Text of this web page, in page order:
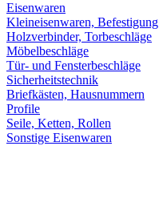
Eisenwaren
Kleineisenwaren, Befestigung
Holzverbinder, Torbeschläge
Möbelbeschläge
Tür- und Fensterbeschläge
Sicherheitstechnik
Briefkästen, Hausnummern
Profile
Seile, Ketten, Rollen
Sonstige Eisenwaren